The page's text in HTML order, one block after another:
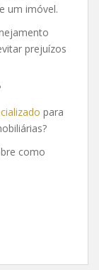
um imóvel.
prejuízos
para
como